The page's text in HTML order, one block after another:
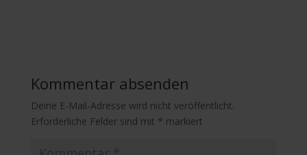
Kommentar absenden
Deine E-Mail-Adresse wird nicht veröffentlicht.
Erforderliche Felder sind mit * markiert